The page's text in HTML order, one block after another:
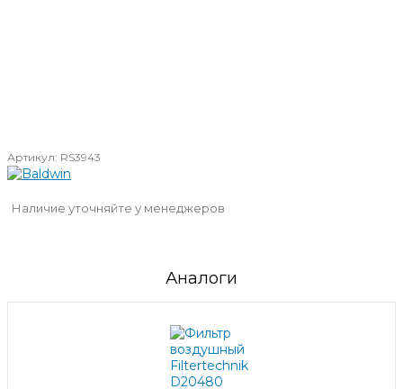
Артикул: RS3943
Наличие уточняйте у менеджеров
Аналоги